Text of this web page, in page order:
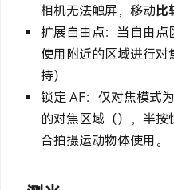
相机无法触屏，移动比
扩展自由点：当自由
使用附近的区域进行对
持）
锁定 AF：仅对焦模式
的对焦区域（），半按
合拍摄运动物体使用。